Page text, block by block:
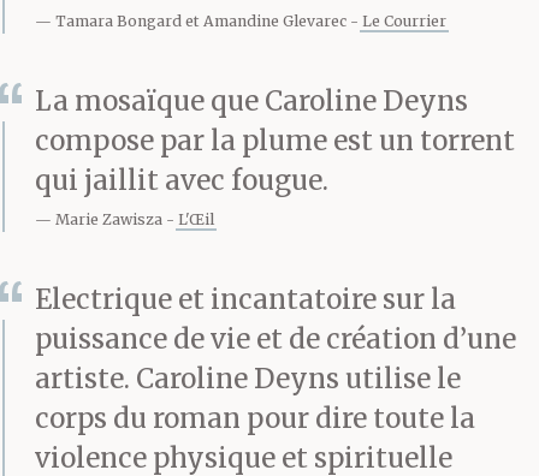
de vacances louée cet
des serpents.
Tamara Bongard et Amandine Glevarec Le Courrier
La mosaïque que Caroline Deyns
compose par la plume est un torrent
qui jaillit avec fougue.
Marie Zawisza L'Œil
Electrique et incantatoire sur la
puissance de vie et de création d’une
artiste. Caroline Deyns utilise le
corps du roman pour dire toute la
violence physique et spirituelle